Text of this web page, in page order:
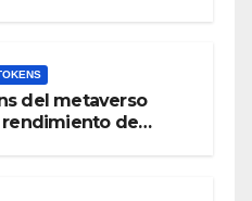
del metaverso
rendimiento de